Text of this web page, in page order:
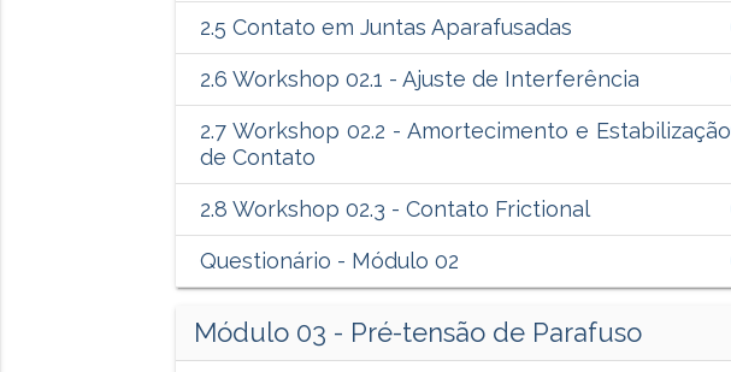
2.5 Contato em Juntas Aparafusadas
2.6 Workshop 02.1 - Ajuste de Interferência
2.7 Workshop 02.2 - Amortecimento e Estabilização
de Contato
2.8 Workshop 02.3 - Contato Frictional
Questionário - Módulo 02
Módulo 03 - Pré-tensão de Parafuso